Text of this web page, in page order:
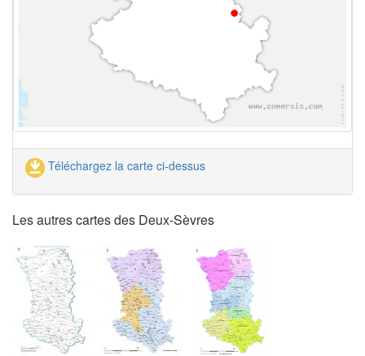
Téléchargez la carte ci-dessus
Les autres cartes des Deux-Sèvres